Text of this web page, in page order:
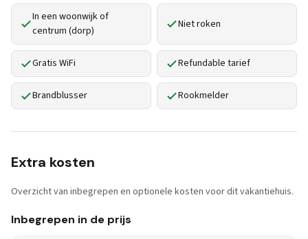
In een woonwijk of
centrum (dorp)
Niet roken
Gratis WiFi Refundable tarief
Brandblusser Rookmelder
Extra kosten
Overzicht van inbegrepen en optionele kosten voor dit vakantiehuis.
Inbegrepen in de prijs